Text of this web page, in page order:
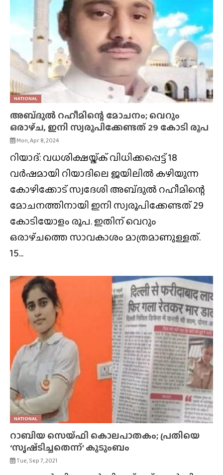
NATIONAL
അബ്‌ദുൽ റഹീമിന്റെ മോചനം; വെറും
ഒരാഴ്‌ച, ഇനി സ്വരൂപിക്കേണ്ടത് 29 കോടി രൂപ
Mon, Apr 8, 2024
റിയാദ്: വധശിക്ഷയ്ക്ക് വിധിക്കപ്പെട്ട് 18
വർഷമായി റിയാദിലെ ജയിലിൽ കഴിയുന്ന
കോഴിക്കോട് സ്വദേശി അബ്‌ദുൽ റഹീമിന്റെ
മോചനത്തിനായി ഇനി സ്വരൂപിക്കേണ്ടത് 29
കോടിയോളം രൂപ. ഇതിന് വെറും
ഒരാഴ്‌ചത്തെ സാവകാശം മാത്രമാണുള്ളത്.
15...
NATIONAL
റാബിയ സെയ്‌ഫി കൊലപാതകം; പ്രതിയെ
‘സൃഷ്‌ടിച്ചതെന്ന്’ കുടുംബം
Tue, Sep 7, 2021